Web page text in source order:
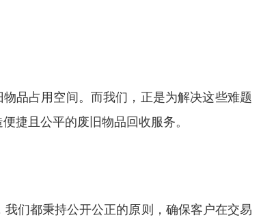
品占用空间。而我们，正是为解决这些难题
捷且公平的废旧物品回收服务。
们都秉持公开公正的原则，确保客户在交易